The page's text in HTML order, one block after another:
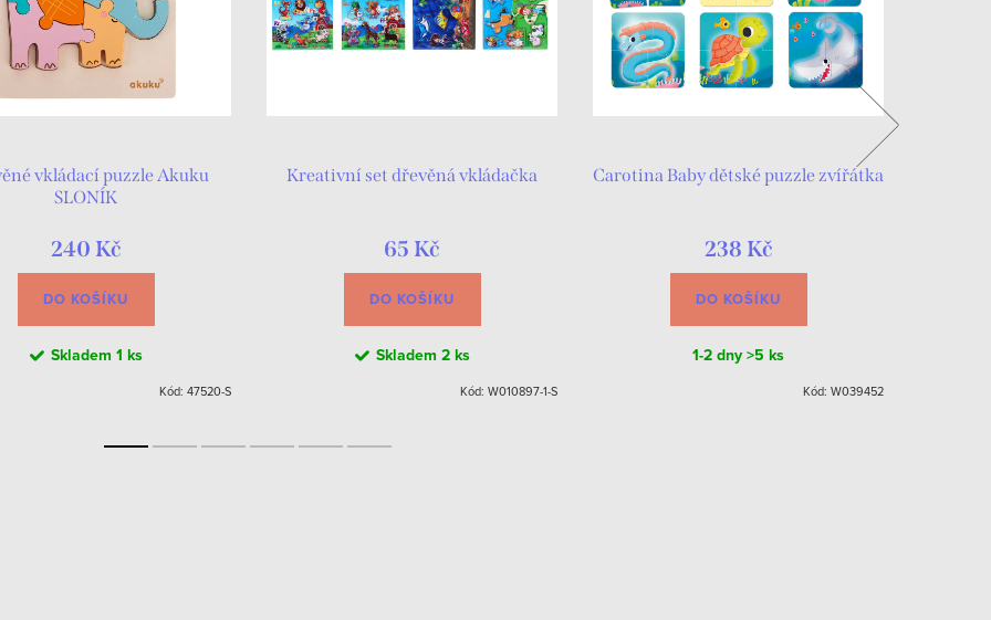
vkládací puzzle Akuku
SLONÍK
240 Kč
DO KOŠÍKU
Skladem 1 ks
Kód: 47520-S
Kreativní set dřevěná vkládačka
65 Kč
DO KOŠÍKU
Skladem 2 ks
Kód: W010897-1-S
Carotina Baby dětské puzzle zvířátka
238 Kč
DO KOŠÍKU
1-2 dny>5 ks
Kód: W039452